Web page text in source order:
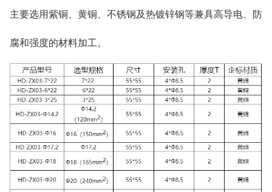
主要选用紫铜、黄铜、不锈钢及热镀锌钢等兼具高导电、防
腐和强度的材料加工。